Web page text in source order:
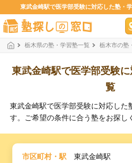
東武金崎駅で医学部受験に対応した塾・
栃木県の塾・学習塾一覧 栃木市の塾
東武金崎駅で医学部受験
覧
東武金崎駅で医学部受験に対応した
す。ご希望の条件に合う塾をお探し
市区町村・駅 東武金崎駅